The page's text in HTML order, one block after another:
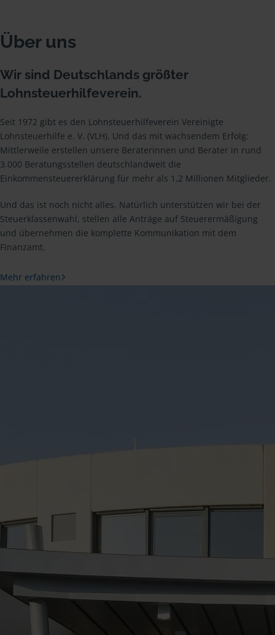
Über uns
Wir sind Deutschlands größter
Lohnsteuerhilfeverein.
Seit 1972 gibt es den Lohnsteuerhilfeverein Vereinigte
Lohnsteuerhilfe e. V. (VLH). Und das mit wachsendem Erfolg:
Mittlerweile erstellen unsere Beraterinnen und Berater in rund
3.000 Beratungsstellen deutschlandweit die
Einkommensteuererklärung für mehr als 1,2 Millionen Mitglieder.
Und das ist noch nicht alles. Natürlich unterstützen wir bei der
Steuerklassenwahl, stellen alle Anträge auf Steuerermäßigung
und übernehmen die komplette Kommunikation mit dem
Finanzamt.
Mehr erfahren